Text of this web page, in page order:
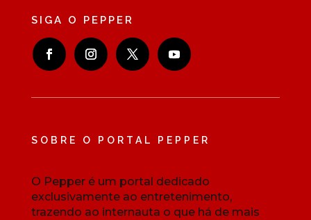
SIGA O PEPPER
SOBRE O PORTAL PEPPER
O Pepper é um portal dedicado
exclusivamente ao entretenimento,
trazendo ao internauta o que há de mais